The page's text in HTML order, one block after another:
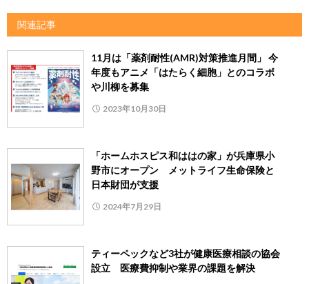
関連記事
11月は「薬剤耐性(AMR)対策推進月間」 今
年度もアニメ「はたらく細胞」とのコラボ
や川柳を募集
2023年10月30日
「ホームホスピス和ははの家」が兵庫県小
野市にオープン メットライフ生命保険と
日本財団が支援
2024年7月29日
ティーペックなど3社が健康医療相談の協会
設立 医療費抑制や業界の課題を解決